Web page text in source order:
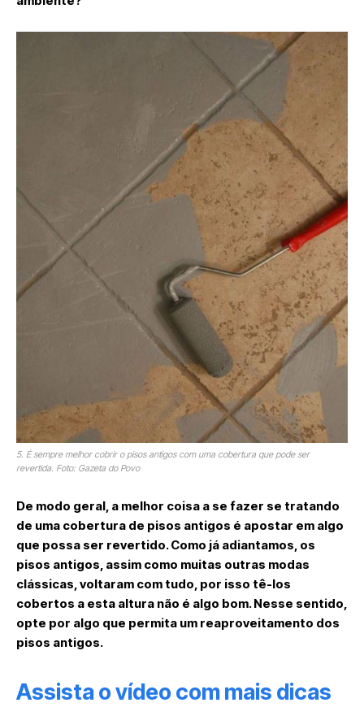
5. É sempre melhor cobrir o pisos antigos com uma cobertura que pode ser
revertida. Foto: Gazeta do Povo
De modo geral, a melhor coisa a se fazer se tratando
de uma cobertura de pisos antigos é apostar em algo
que possa ser revertido. Como já adiantamos, os
pisos antigos, assim como muitas outras modas
clássicas, voltaram com tudo, por isso tê-los
cobertos a esta altura não é algo bom. Nesse sentido,
opte por algo que permita um reaproveitamento dos
pisos antigos.
Assista o vídeo com mais dicas